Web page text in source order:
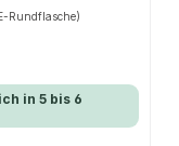
Rundflasche)
in 5 bis 6